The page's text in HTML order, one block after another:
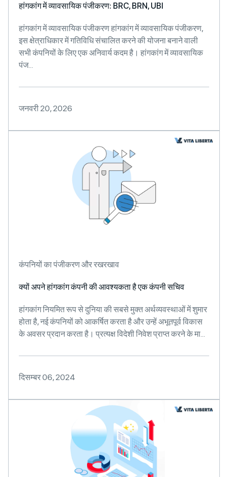
हांगकांग में व्यावसायिक पंजीकरण: BRC, BRN, UBI
हांगकांग में व्यावसायिक पंजीकरण हांगकांग में व्यावसायिक पंजीकरण,
इस क्षेत्राधिकार में गतिविधि संचालित करने की योजना बनाने वाली
सभी कंपनियों के लिए एक अनिवार्य कदम है। हांगकांग में व्यावसायिक
पंज...
जनवरी 20, 2026
कंपनियों का पंजीकरण और रखरखाव
क्यों अपने हांगकांग कंपनी की आवश्यकता है एक कंपनी सचिव
हांगकांग नियमित रूप से दुनिया की सबसे मुक्त अर्थव्यवस्थाओं में शुमार
होता है, नई कंपनियों को आकर्षित करता है और उन्हें अभूतपूर्व विकास
के अवसर प्रदान करता है। प्रत्यक्ष विदेशी निवेश प्राप्त करने के मा...
दिसम्बर 06, 2024